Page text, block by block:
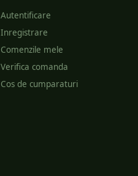
Autentificare
Inregistrare
Comenzile mele
Verifica comanda
Cos de cumparaturi